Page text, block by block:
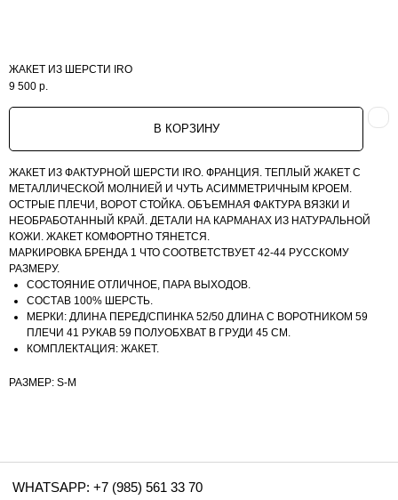
ЖАКЕТ ИЗ ШЕРСТИ IRO
9 500 р.
В КОРЗИНУ
ЖАКЕТ ИЗ ФАКТУРНОЙ ШЕРСТИ IRO. ФРАНЦИЯ. ТЕПЛЫЙ ЖАКЕТ С
МЕТАЛЛИЧЕСКОЙ МОЛНИЕЙ И ЧУТЬ АСИММЕТРИЧНЫМ КРОЕМ.
ОСТРЫЕ ПЛЕЧИ, ВОРОТ СТОЙКА. ОБЪЕМНАЯ ФАКТУРА ВЯЗКИ И
НЕОБРАБОТАННЫЙ КРАЙ. ДЕТАЛИ НА КАРМАНАХ ИЗ НАТУРАЛЬНОЙ
КОЖИ. ЖАКЕТ КОМФОРТНО ТЯНЕТСЯ.
МАРКИРОВКА БРЕНДА 1 ЧТО СООТВЕТСТВУЕТ 42-44 РУССКОМУ
РАЗМЕРУ.
СОСТОЯНИЕ ОТЛИЧНОЕ, ПАРА ВЫХОДОВ.
СОСТАВ 100% ШЕРСТЬ.
МЕРКИ: ДЛИНА ПЕРЕД/СПИНКА 52/50 ДЛИНА С ВОРОТНИКОМ 59
ПЛЕЧИ 41 РУКАВ 59 ПОЛУОБХВАТ В ГРУДИ 45 СМ.
КОМПЛЕКТАЦИЯ: ЖАКЕТ.
РАЗМЕР: S-M
WHATSAPP: +7 (985) 561 33 70
E-MAIL: VIP-ODEGDA@MAIL.RU
КОНТАКТЫ
ПОЛИТИКА КОНФИДЕНЦИАЛЬНОСТИ
ПУБЛИЧНАЯ ОФЕРТА